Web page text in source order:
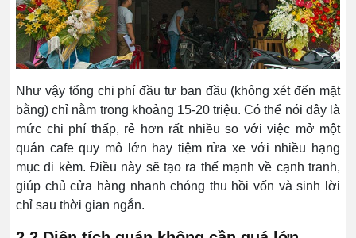
Như vậy tổng chi phí đầu tư ban đầu (không xét đến mặt
bằng) chỉ nằm trong khoảng 15-20 triệu. Có thể nói đây là
mức chi phí thấp, rẻ hơn rất nhiều so với việc mở một
quán cafe quy mô lớn hay tiệm rửa xe với nhiều hạng
mục đi kèm. Điều này sẽ tạo ra thế mạnh về cạnh tranh,
giúp chủ cửa hàng nhanh chóng thu hồi vốn và sinh lời
chỉ sau thời gian ngắn.